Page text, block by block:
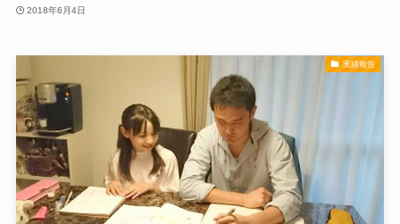
2018年6月4日
実績報告